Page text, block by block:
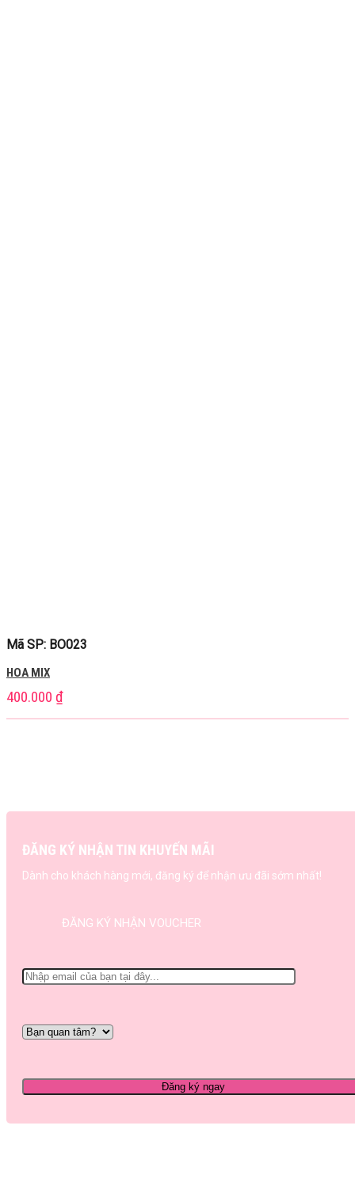
Mã SP: BO023
HOA MIX
400.000 ₫
ĐĂNG KÝ NHẬN TIN KHUYẾN MÃI
Dành cho khách hàng mới, đăng ký để nhận ưu đãi sớm nhất!
ĐĂNG KÝ NHẬN VOUCHER